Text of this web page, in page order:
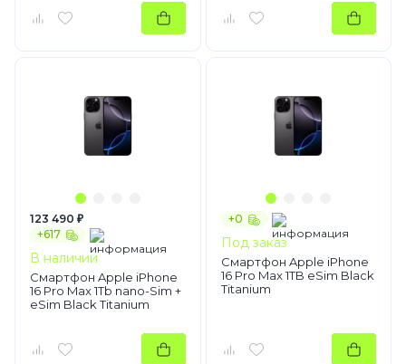
123 490 ₽
+617
В наличии
Смартфон Apple iPhone
16 Pro Max 1Tb nano-Sim +
eSim Black Titanium
+0
Под заказ
Смартфон Apple iPhone
16 Pro Max 1TB eSim Black
Titanium